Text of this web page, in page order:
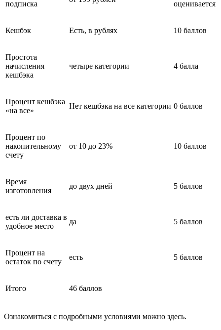
подписка оценивается
Кешбэк Есть, в рублях 10 баллов
Простота
начисления
кешбэка
четыре категории 4 балла
Процент кешбэка
«на все»
Нет кешбэка на все категории 0 баллов
Процент по
накопительному
счету
от 10 до 23% 10 баллов
Время
изготовления
до двух дней 5 баллов
есть ли доставка в
удобное место
да 5 баллов
Процент на
остаток по счету
есть 5 баллов
Итого 46 баллов
Ознакомиться с подробными условиями можно здесь.